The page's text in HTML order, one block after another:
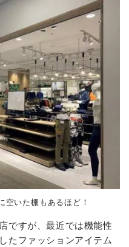
空いた棚もあるほど！
ですが、最近では機能性
したファッションアイテム